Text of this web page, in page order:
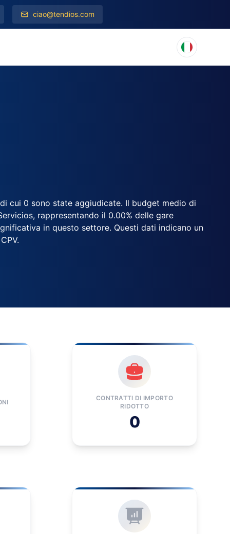
ciao@tendios.com
cui 0 sono state aggiudicate. Il budget medio di
rappresentando il 0.00% delle gare
in questo settore. Questi dati indicano un
CONTRATTI DI IMPORTO
RIDOTTO
0